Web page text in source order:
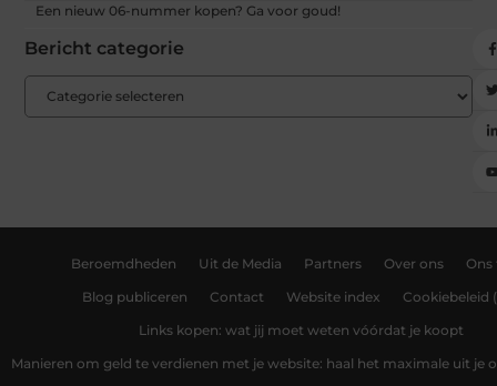
Een nieuw 06-nummer kopen? Ga voor goud!
Bericht categorie
Beroemdheden Uit de Media Partners Over ons Ons
Blog publiceren Contact Website index Cookiebeleid
Links kopen: wat jij moet weten vóórdat je koopt
Manieren om geld te verdienen met je website: haal het maximale uit je